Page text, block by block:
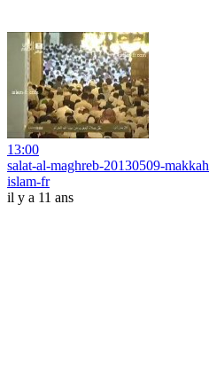
13:00
salat-al-maghreb-20130509-makkah
islam-fr
il y a 11 ans